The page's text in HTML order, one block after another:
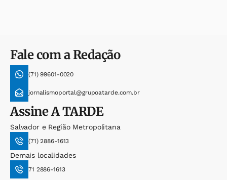
Fale com a Redação
(71) 99601-0020
jornalismoportal@grupoatarde.com.br
AssineA TARDE
Salvador e Região Metropolitana
(71) 2886-1613
Demais localidades
71 2886-1613